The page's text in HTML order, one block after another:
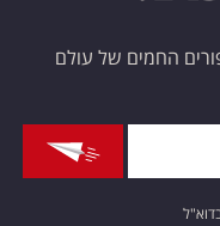
החמים של עולם